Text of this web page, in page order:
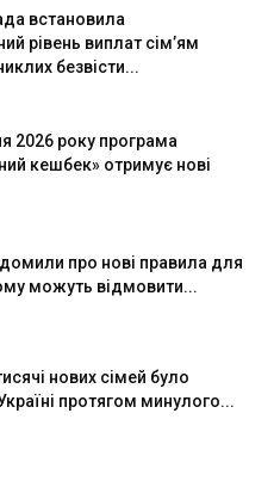
встановила
рівень виплат сім’ям
безвісти...
2026 року програма
кешбек» отримує нові
про нові правила для
можуть відмовити...
нових сімей було
протягом минулого...